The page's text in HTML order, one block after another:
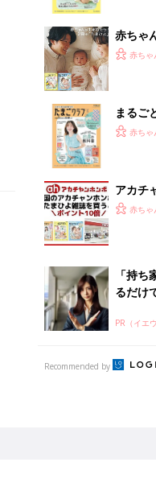
赤ちゃ
ひよ」
赤ちゃ
まるご
クラブ
赤ちゃ
アカチ
うとポ
赤ちゃ
「持
るだけ
PR（イエ
Recommended by